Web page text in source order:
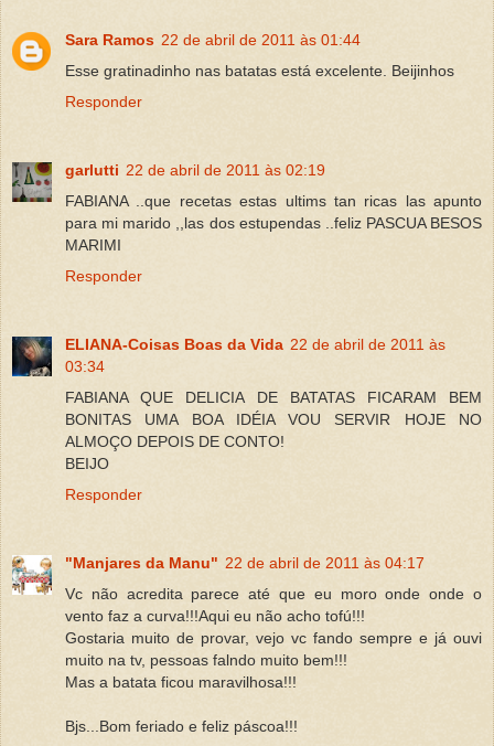
Sara Ramos 22 de abril de 2011 às 01:44
Esse gratinadinho nas batatas está excelente. Beijinhos
Responder
garlutti 22 de abril de 2011 às 02:19
FABIANA ..que recetas estas ultims tan ricas las apunto
para mi marido ,,las dos estupendas ..feliz PASCUA BESOS
MARIMI
Responder
ELIANA-Coisas Boas da Vida 22 de abril de 2011 às
03:34
FABIANA QUE DELICIA DE BATATAS FICARAM BEM
BONITAS UMA BOA IDÉIA VOU SERVIR HOJE NO
ALMOÇO DEPOIS DE CONTO!
BEIJO
Responder
"Manjares da Manu" 22 de abril de 2011 às 04:17
Vc não acredita parece até que eu moro onde onde o
vento faz a curva!!!Aqui eu não acho tofú!!!
Gostaria muito de provar, vejo vc fando sempre e já ouvi
muito na tv, pessoas falndo muito bem!!!
Mas a batata ficou maravilhosa!!!
Bjs...Bom feriado e feliz páscoa!!!